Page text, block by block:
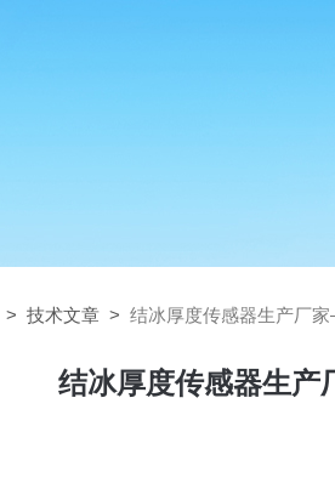
> 技术文章 > 结冰厚度传感器生产厂
结冰厚度传感器生